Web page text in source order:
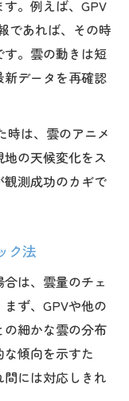
。例えば、GPV
であれば、その時
。雲の動きは短
データを再確認
時は、雲のアニメ
の天候変化をス
測成功のカギで
ク法
は、雲量のチェ
ず、GPVや他の
細かな雲の分布
傾向を示すた
には対応しきれ